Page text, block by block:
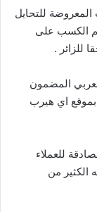
للتحايل
الكسب على
للزائر .
المضمون
اي هيرب
للعملاء
الكثير من